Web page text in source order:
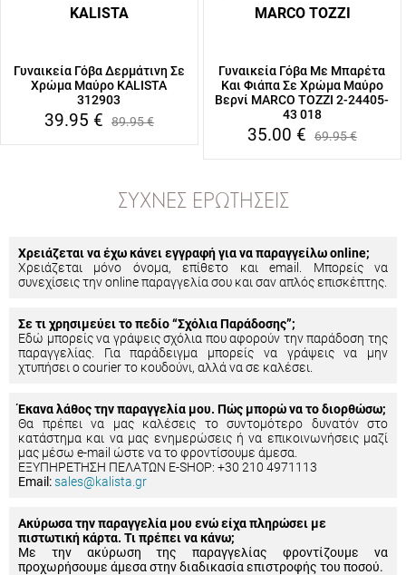
KALISTA
Γυναικεία Γόβα Δερμάτινη Σε
Χρώμα Μαύρο KALISTA
312903
39.95 € 89.95€
MARCO TOZZI
Γυναικεία Γόβα Με Μπαρέτα
Και Φιάπα Σε Χρώμα Μαύρο
Βερνί MARCO TOZZI 2-24405-
43 018
35.00 € 69.95€
ΣΥΧΝΈΣ ΕΡΩΤΉΣΕΙΣ
Χρειάζεται να έχω κάνει εγγραφή για να παραγγείλω online;
Χρειάζεται μόνο όνομα, επίθετο και email. Μπορείς να
συνεχίσεις την online παραγγελία σου και σαν απλός επισκέπτης.
Σε τι χρησιμεύει το πεδίο “Σχόλια Παράδοσης”;
Εδώ μπορείς να γράψεις σχόλια που αφορούν την παράδοση της
παραγγελίας. Για παράδειγμα μπορείς να γράψεις να μην
χτυπήσει ο courier το κουδούνι, αλλά να σε καλέσει.
Έκανα λάθος την παραγγελία μου. Πώς μπορώ να το διορθώσω;
Θα πρέπει να μας καλέσεις το συντομότερο δυνατόν στο
κατάστημα και να μας ενημερώσεις ή να επικοινωνήσεις μαζί
μας μέσω e-mail ώστε να το φροντίσουμε άμεσα.
ΕΞΥΠΗΡΕΤΗΣΗ ΠΕΛΑΤΩΝ E-SHOP: +30 210 4971113
Email:sales@kalista.gr
Ακύρωσα την παραγγελία μου ενώ είχα πληρώσει με
πιστωτική κάρτα. Τι πρέπει να κάνω;
Με την ακύρωση της παραγγελίας φροντίζουμε να
προχωρήσουμε άμεσα στην διαδικασία επιστροφής του ποσού.